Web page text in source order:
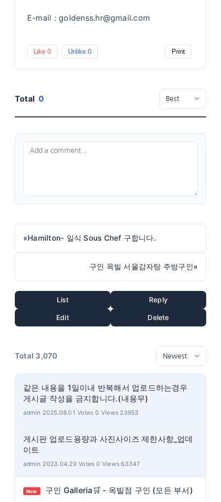
E-mail : goldenss.hr@gmail.com
Like 0 Unlike0 Print
Total 0
«Hamilton- 일식 Sous Chef 구합니다.
구인 옥빌 서울감자탕 주방구인»
List Reply
Edit Delete
Total 3,070
같은 내용을 1일이내 반복해서 업로드하는경우
게시글 작성을 금지합니다.(내용무)
admin 2025.08.01 |Votes 0 |Views 23953
게시판 업로드용량과 사진사이즈 제한사항_업데
이트
admin 2023.04.29|Votes 0 |Views 63347
New 구인 Galleria🛒 - 옥빌점 구인 (모든 부서)